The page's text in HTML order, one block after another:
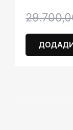
Original
was:
Current